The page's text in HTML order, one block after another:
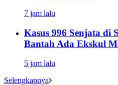
7 jam lalu
Kasus 996 Senjata di
Bantah Ada Ekskul
5 jam lalu
Selengkapnya